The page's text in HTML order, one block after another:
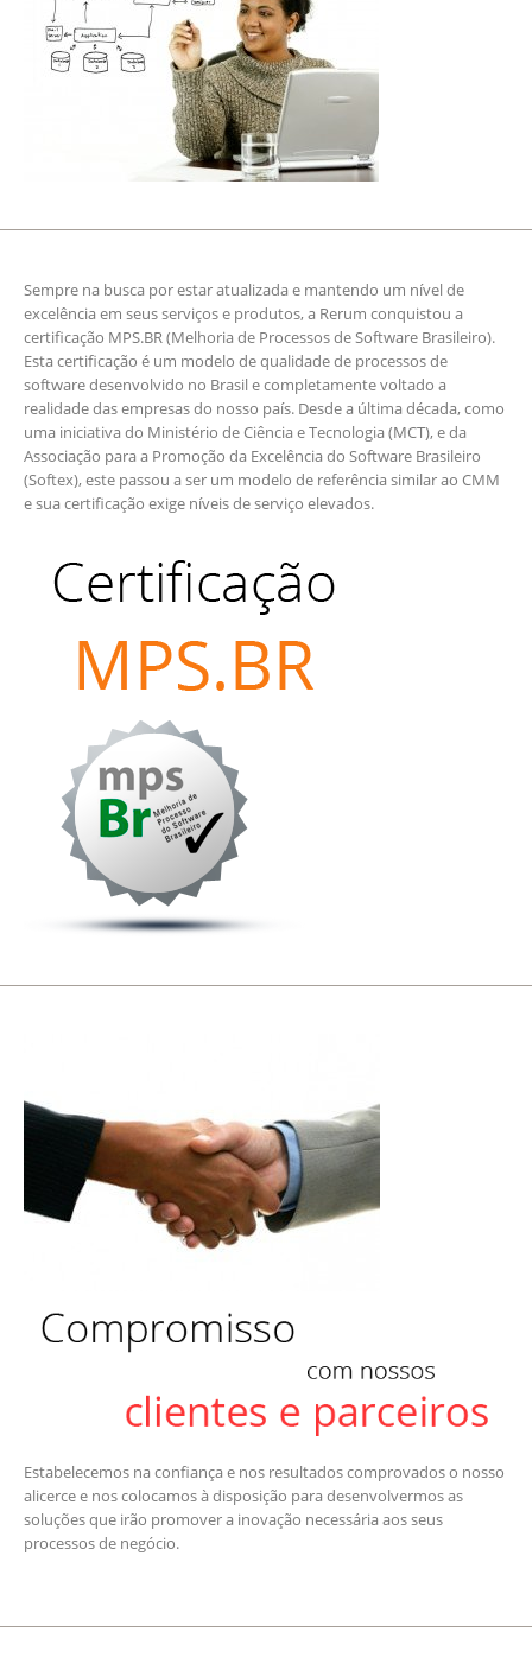
Sempre na busca por estar atualizada e mantendo um nível de
excelência em seus serviços e produtos, a Rerum conquistou a
certificação MPS.BR (Melhoria de Processos de Software Brasileiro).
Esta certificação é um modelo de qualidade de processos de
software desenvolvido no Brasil e completamente voltado a
realidade das empresas do nosso país. Desde a última década, como
uma iniciativa do Ministério de Ciência e Tecnologia (MCT), e da
Associação para a Promoção da Excelência do Software Brasileiro
(Softex), este passou a ser um modelo de referência similar ao CMM
e sua certificação exige níveis de serviço elevados.
Estabelecemos na confiança e nos resultados comprovados o nosso
alicerce e nos colocamos à disposição para desenvolvermos as
soluções que irão promover a inovação necessária aos seus
processos de negócio.